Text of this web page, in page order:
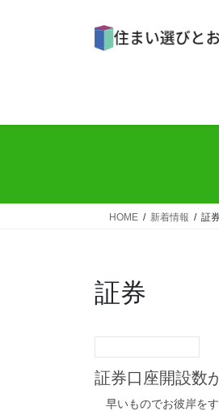
ス
ン
HOME 新着情報 証
証券
証券口座開設
早いものでお彼岸を